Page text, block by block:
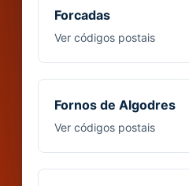
Forcadas
Ver códigos postais
Fornos de Algodres
Ver códigos postais